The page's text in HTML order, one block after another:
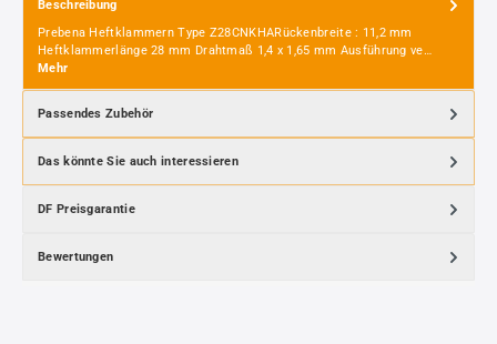
Beschreibung
Prebena Heftklammern Type Z28CNKHARückenbreite : 11,2 mm
Heftklammerlänge 28 mm Drahtmaß 1,4 x 1,65 mm Ausführung ve…
Mehr
Passendes Zubehör
Das könnte Sie auch interessieren
DF Preisgarantie
Bewertungen